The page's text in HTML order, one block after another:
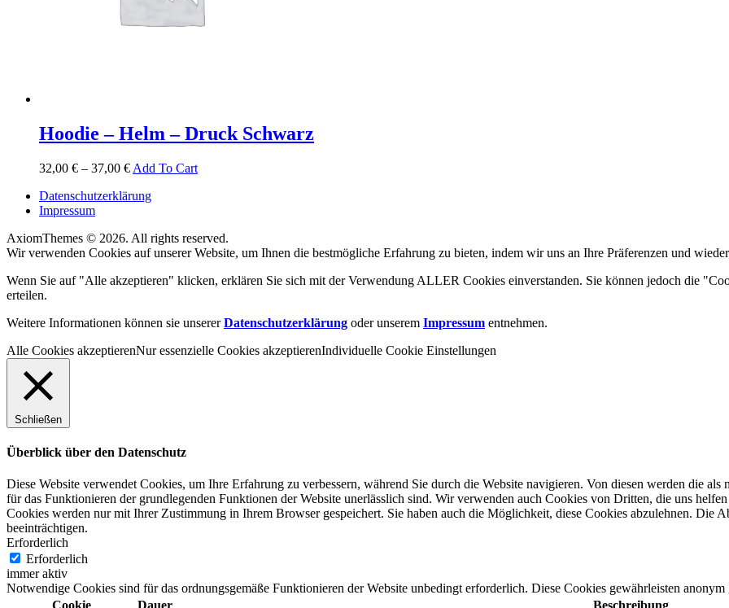
Hoodie – Helm – Druck Schwarz
32,00 € – 37,00 € Add To Cart
Datenschutzerklärung
Impressum
AxiomThemes © 2026. All rights reserved.
Wir verwenden Cookies auf unserer Website, um Ihnen die bestmögliche Erfahrung zu bieten, indem wir uns an Ihre Präferenzen und
Wenn Sie auf "Alle akzeptieren" klicken, erklären Sie sich mit der Verwendung ALLER Cookies einverstanden. Sie können jedoch die
erteilen.
Weitere Informationen können sie unsererDatenschutzerklärung oder unserem Impressum entnehmen.
Alle Cookies akzeptierenNur essenzielle Cookies akzeptierenIndividuelle Cookie Einstellungen
Schließen
Überblick über den Datenschutz
Diese Website verwendet Cookies, um Ihre Erfahrung zu verbessern, während Sie durch die Website navigieren. Von diesen werden die
für das Funktionieren der grundlegenden Funktionen der Website unerlässlich sind. Wir verwenden auch Cookies von Dritten, die uns
Cookies werden nur mit Ihrer Zustimmung in Ihrem Browser gespeichert. Sie haben auch die Möglichkeit, diese Cookies abzulehnen. Die
beeinträchtigen.
Erforderlich
Erforderlich
immer aktiv
Notwendige Cookies sind für das ordnungsgemäße Funktionieren der Website unbedingt erforderlich. Diese Cookies gewährleisten
Cookie
Dauer Beschreibung